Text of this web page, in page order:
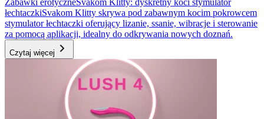
Zabawki erotyczneSvakom Klitty: dyskretny koci stymulator
łechtaczkiSvakom Klitty skrywa pod zabawnym kocim pokrowcem
stymulator łechtaczki oferujący lizanie, ssanie, wibracje i sterowanie
za pomocą aplikacji, idealny do odkrywania nowych doznań.
Czytaj więcej